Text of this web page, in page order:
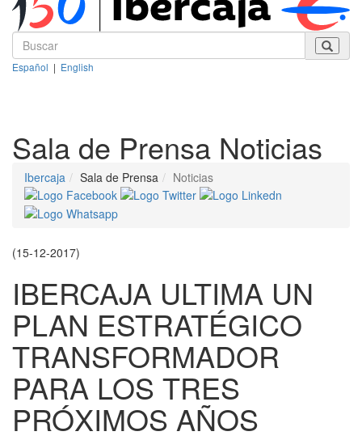
Español | English
Sala de Prensa Noticias
Ibercaja Sala de Prensa Noticias
(15-12-2017)
IBERCAJA ULTIMA UN
PLAN ESTRATÉGICO
TRANSFORMADOR
PARA LOS TRES
PRÓXIMOS AÑOS